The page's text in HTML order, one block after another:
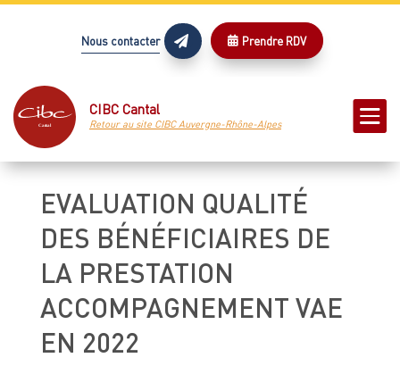
Nous contacter   Prendre RDV
CIBC Cantal
Retour au site CIBC Auvergne-Rhône-Alpes 
EVALUATION QUALITÉ
DES BÉNÉFICIAIRES DE
LA PRESTATION
ACCOMPAGNEMENT VAE
EN 2022